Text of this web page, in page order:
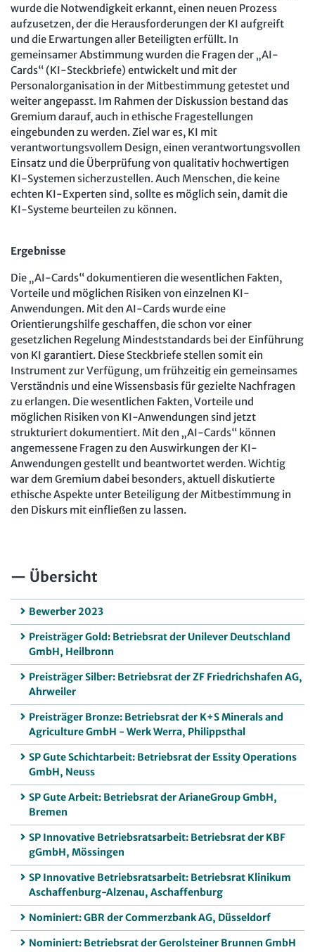
wurde die Notwendigkeit erkannt, einen neuen Prozess
aufzusetzen, der die Herausforderungen der KI aufgreift
und die Erwartungen aller Beteiligten erfüllt. In
gemeinsamer Abstimmung wurden die Fragen der „AI-
Cards“ (KI-Steckbriefe) entwickelt und mit der
Personalorganisation in der Mitbestimmung getestet und
weiter angepasst. Im Rahmen der Diskussion bestand das
Gremium darauf, auch in ethische Fragestellungen
eingebunden zu werden. Ziel war es, KI mit
verantwortungsvollem Design, einen verantwortungsvollen
Einsatz und die Überprüfung von qualitativ hochwertigen
KI-Systemen sicherzustellen. Auch Menschen, die keine
echten KI-Experten sind, sollte es möglich sein, damit die
KI-Systeme beurteilen zu können.
Ergebnisse
Die „AI-Cards“ dokumentieren die wesentlichen Fakten,
Vorteile und möglichen Risiken von einzelnen KI-
Anwendungen. Mit den AI-Cards wurde eine
Orientierungshilfe geschaffen, die schon vor einer
gesetzlichen Regelung Mindeststandards bei der Einführung
von KI garantiert. Diese Steckbriefe stellen somit ein
Instrument zur Verfügung, um frühzeitig ein gemeinsames
Verständnis und eine Wissensbasis für gezielte Nachfragen
zu erlangen. Die wesentlichen Fakten, Vorteile und
möglichen Risiken von KI-Anwendungen sind jetzt
strukturiert dokumentiert. Mit den „AI-Cards“ können
angemessene Fragen zu den Auswirkungen der KI-
Anwendungen gestellt und beantwortet werden. Wichtig
war dem Gremium dabei besonders, aktuell diskutierte
ethische Aspekte unter Beteiligung der Mitbestimmung in
den Diskurs mit einfließen zu lassen.
Übersicht
Bewerber 2023
Preisträger Gold: Betriebsrat der Unilever Deutschland
GmbH, Heilbronn
Preisträger Silber: Betriebsrat der ZF Friedrichshafen AG,
Ahrweiler
Preisträger Bronze: Betriebsrat der K+S Minerals and
Agriculture GmbH - Werk Werra, Philippsthal
SP Gute Schichtarbeit: Betriebsrat der Essity Operations
GmbH, Neuss
SP Gute Arbeit: Betriebsrat der ArianeGroup GmbH,
Bremen
SP Innovative Betriebsratsarbeit: Betriebsrat der KBF
gGmbH, Mössingen
SP Innovative Betriebsratsarbeit: Betriebsrat Klinikum
Aschaffenburg-Alzenau, Aschaffenburg
Nominiert: GBR der Commerzbank AG, Düsseldorf
Nominiert: Betriebsrat der Gerolsteiner Brunnen GmbH